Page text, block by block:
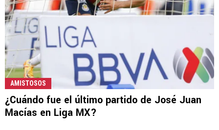
AMISTOSOS
¿Cuándo fue el último partido de José Juan
Macías en Liga MX?